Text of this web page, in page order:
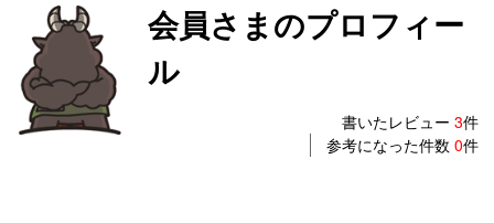
会員さまのプロフィー
ル
書いたレビュー 3件
参考になった件数 0件